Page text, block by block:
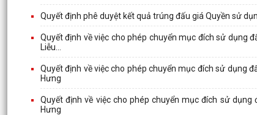
Quyết định phê duyệt kết quả trúng đấu giá Quyền sử
Quyết định về việc cho phép chuyển mục đích sử dụng
Liễu...
Quyết định về việc cho phép chuyển mục đích sử dụng
Hưng
Quyết định về việc cho phép chuyển mục đích sử
Hưng